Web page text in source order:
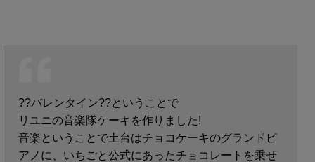
??バレンタイン??ということで
リユニの音楽隊ケーキを作りました!
音楽ということで土台はチョコケーキのグランドピ
アノに、いちごと公式にあったチョコレートを乗せ